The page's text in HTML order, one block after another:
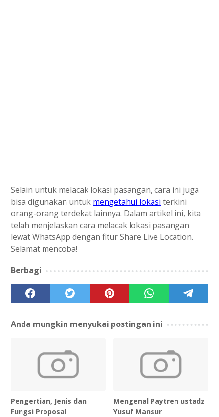
Selain untuk melacak lokasi pasangan, cara ini juga
bisa digunakan untuk mengetahui lokasi terkini
orang-orang terdekat lainnya. Dalam artikel ini, kita
telah menjelaskan cara melacak lokasi pasangan
lewat WhatsApp dengan fitur Share Live Location.
Selamat mencoba!
Berbagi
Anda mungkin menyukai postingan ini
Pengertian, Jenis dan
Fungsi Proposal
Mengenal Paytren ustadz
Yusuf Mansur